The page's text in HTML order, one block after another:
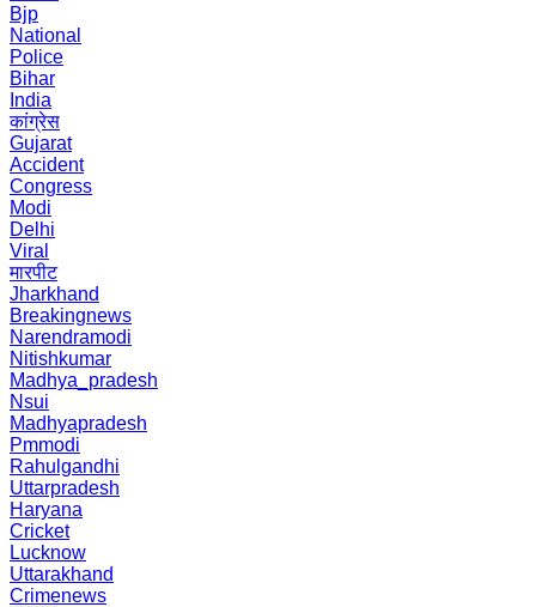
Bjp
National
Police
Bihar
India
कांग्रेस
Gujarat
Accident
Congress
Modi
Delhi
Viral
मारपीट
Jharkhand
Breakingnews
Narendramodi
Nitishkumar
Madhya_pradesh
Nsui
Madhyapradesh
Pmmodi
Rahulgandhi
Uttarpradesh
Haryana
Cricket
Lucknow
Uttarakhand
Crimenews